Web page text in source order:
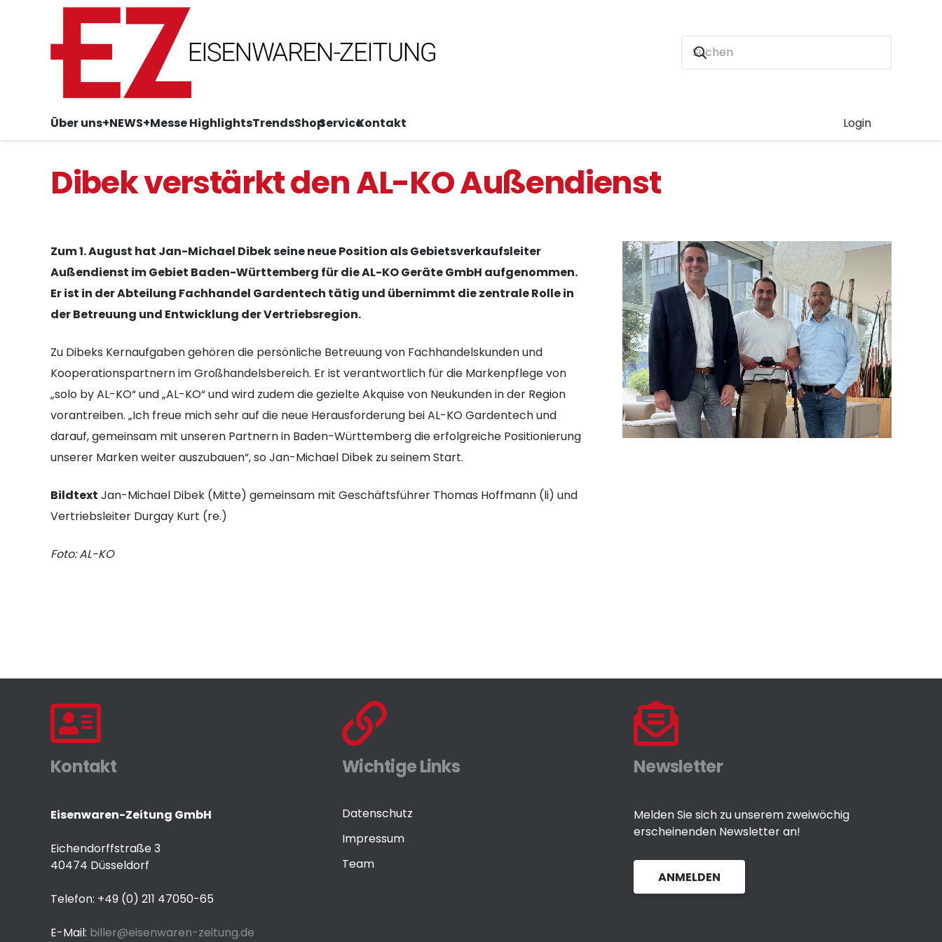
Über uns+NEWS+Messe HighlightsTrendsShopServiceKontakt Login
Dibek verstärkt den AL-KO Außendienst
Zum 1. August hat Jan-Michael Dibek seine neue Position als Gebietsverkaufsleiter
Außendienst im Gebiet Baden-Württemberg für die AL-KO Geräte GmbH aufgenommen.
Er ist in der Abteilung Fachhandel Gardentech tätig und übernimmt die zentrale Rolle in
der Betreuung und Entwicklung der Vertriebsregion.
Zu Dibeks Kernaufgaben gehören die persönliche Betreuung von Fachhandelskunden und
Kooperationspartnern im Großhandelsbereich. Er ist verantwortlich für die Markenpflege von
„solo by AL-KO“ und „AL-KO“ und wird zudem die gezielte Akquise von Neukunden in der Region
vorantreiben. „Ich freue mich sehr auf die neue Herausforderung bei AL-KO Gardentech und
darauf, gemeinsam mit unseren Partnern in Baden-Württemberg die erfolgreiche Positionierung
unserer Marken weiter auszubauen“, so Jan-Michael Dibek zu seinem Start.
Bildtext Jan-Michael Dibek (Mitte) gemeinsam mit Geschäftsführer Thomas Hoffmann (li) und
Vertriebsleiter Durgay Kurt (re.)
Foto: AL-KO
Kontakt
Eisenwaren-Zeitung GmbH
Eichendorffstraße 3
40474 Düsseldorf
Telefon: +49 (0) 211 47050-65
E-Mail: biller@eisenwaren-zeitung.de
Wichtige Links
Datenschutz
Impressum
Team
Newsletter
Melden Sie sich zu unserem zweiwöchig
erscheinenden Newsletter an!
ANMELDEN